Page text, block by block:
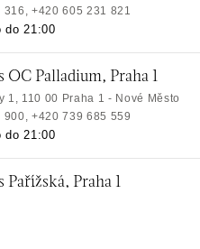
+420 605 231 821
do 21:00
Palladium, Praha 1
1, 110 00 Praha 1 - Nové Město
+420 739 685 559
do 21:00
Praha 1